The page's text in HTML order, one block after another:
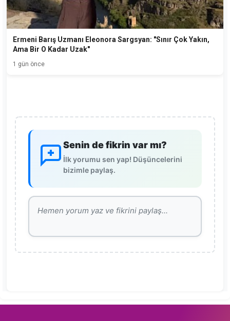
Ermeni Barış Uzmanı Eleonora Sargsyan: "Sınır Çok Yakın,
Ama Bir O Kadar Uzak"
1 gün önce
Senin de fikrin var mı?
İlk yorumu sen yap! Düşüncelerini
bizimle paylaş.